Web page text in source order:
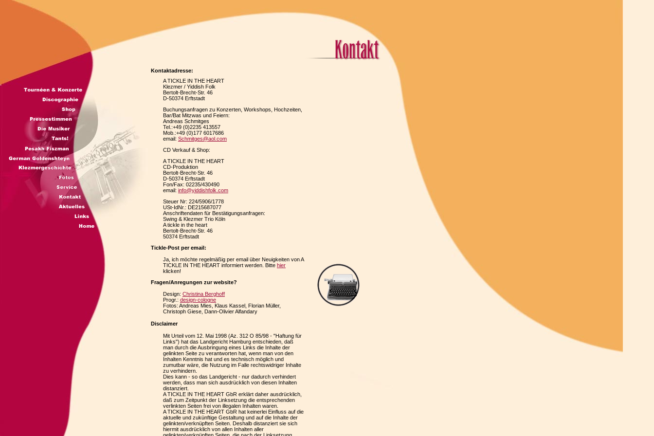
Kontaktadresse:
A TICKLE IN THE HEART
Klezmer / Yiddish Folk
Bertolt-Brecht-Str. 46
D-50374 Erftstadt
Buchungsanfragen zu Konzerten, Workshops, Hochzeiten,
Bar/Bat Mitzwas und Feiern:
Andreas Schmitges
Tel.:+49 (0)2235 413557
Mob.:+49 (0)177 6017686
email: Schmitges@aol.com
CD Verkauf & Shop:
A TICKLE IN THE HEART
CD-Produktion
Bertolt-Brecht-Str. 46
D-50374 Erftstadt
Fon/Fax: 02235/430490
email: info@yiddishfolk.com
Steuer Nr: 224/5906/1778
USt-IdNr.: DE215687077
Anschriftendaten für Bestätigungsanfragen:
Swing & Klezmer Trio Köln
A tickle in the heart
Bertolt-Brecht-Str. 46
50374 Erftstadt
Tickle-Post per email:
Ja, ich möchte regelmäßig per email über Neuigkeiten von A
TICKLE IN THE HEART informiert werden. Bitte hier
klicken!
Fragen/Anregungen zur website?
Design: Christina Berghoff
Progr.: design-cologne
Fotos: Andreas Mies, Klaus Kassel, Florian Müller,
Christoph Giese, Dann-Olivier Alfandary
Disclaimer
Mit Urteil vom 12. Mai 1998 (Az. 312 O 85/98 - "Haftung für
Links") hat das Landgericht Hamburg entschieden, daß
man durch die Ausbringung eines Links die Inhalte der
gelinkten Seite zu verantworten hat, wenn man von den
Inhalten Kenntnis hat und es technisch möglich und
zumutbar wäre, die Nutzung im Falle rechtswidriger Inhalte
zu verhindern.
Dies kann - so das Landgericht - nur dadurch verhindert
werden, dass man sich ausdrücklich von diesen Inhalten
distanziert.
A TICKLE IN THE HEART GbR erklärt daher ausdrücklich,
daß zum Zeitpunkt der Linksetzung die entsprechenden
verlinkten Seiten frei von illegalen Inhalten waren.
A TICKLE IN THE HEART GbR hat keinerlei Einfluss auf die
aktuelle und zukünftige Gestaltung und auf die Inhalte der
gelinkten/verknüpften Seiten. Deshalb distanziert sie sich
hiermit ausdrücklich von allen Inhalten aller